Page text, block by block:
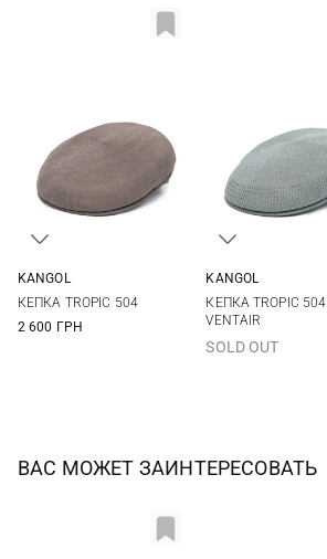
KANGOL
КЕПКА TROPIC 504
2 600 ГРН
KANGOL
КЕПКА TROPIC 504
VENTAIR
SOLD OUT
ВАС МОЖЕТ ЗАИНТЕРЕСОВАТЬ